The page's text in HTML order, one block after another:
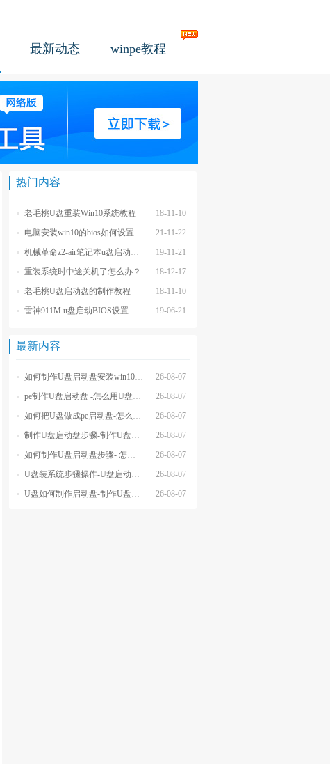
最新动态 winpe教程
热门内容
18-11-10
老毛桃U盘重装Win10系统教程
21-11-22
电脑安装win10的bios如何设置u盘图文教程
19-11-21
机械革命z2-air笔记本u盘启动BIOS设置教程
18-12-17
重装系统时中途关机了怎么办？
18-11-10
老毛桃U盘启动盘的制作教程
19-06-21
雷神911M u盘启动BIOS设置教程
最新内容
26-08-07
如何制作U盘启动盘安装win10系统-怎么制作U盘启动盘安装win10系
26-08-07
pe制作U盘启动盘 -怎么用U盘制作pe系统启动盘
26-08-07
如何把U盘做成pe启动盘-怎么把U盘做成pe启动盘
26-08-07
制作U盘启动盘步骤-制作U盘启动盘详细方法
26-08-07
如何制作U盘启动盘步骤- 怎么制作U盘启动盘步骤
26-08-07
U盘装系统步骤操作-U盘启动重装系统步骤
26-08-07
U盘如何制作启动盘-制作U盘启动盘重装